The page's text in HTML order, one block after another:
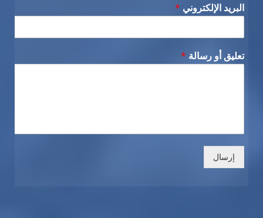
البريد الإلكتروني *
تعليق أو رسالة *
إرسال